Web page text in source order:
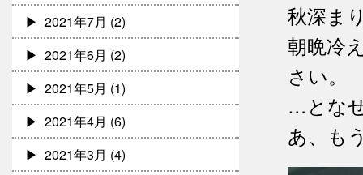
秋深ま
朝晩冷
さい。
…とな
あ、も
2021年7月 (2)
2021年6月 (2)
2021年5月 (1)
2021年4月 (6)
2021年3月 (4)